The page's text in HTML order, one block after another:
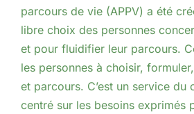
parcours de vie (APPV) a été
libre choix des personnes
et pour fluidifier leur parcours.
les personnes à choisir,
et parcours. C’est un service du
centré sur les besoins exprimés